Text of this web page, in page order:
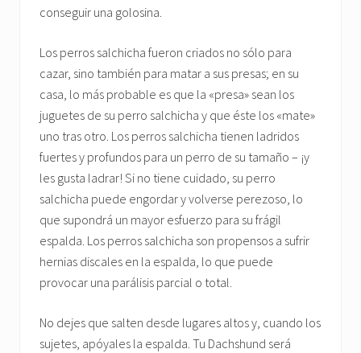
conseguir una golosina.
Los perros salchicha fueron criados no sólo para
cazar, sino también para matar a sus presas; en su
casa, lo más probable es que la «presa» sean los
juguetes de su perro salchicha y que éste los «mate»
uno tras otro. Los perros salchicha tienen ladridos
fuertes y profundos para un perro de su tamaño – ¡y
les gusta ladrar! Si no tiene cuidado, su perro
salchicha puede engordar y volverse perezoso, lo
que supondrá un mayor esfuerzo para su frágil
espalda. Los perros salchicha son propensos a sufrir
hernias discales en la espalda, lo que puede
provocar una parálisis parcial o total.
No dejes que salten desde lugares altos y, cuando los
sujetes, apóyales la espalda. Tu Dachshund será